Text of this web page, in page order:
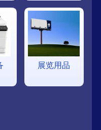
展览用品